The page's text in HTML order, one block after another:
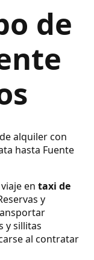
de
alquiler con
hasta Fuente
en taxi de
y
y sillitas
al contratar